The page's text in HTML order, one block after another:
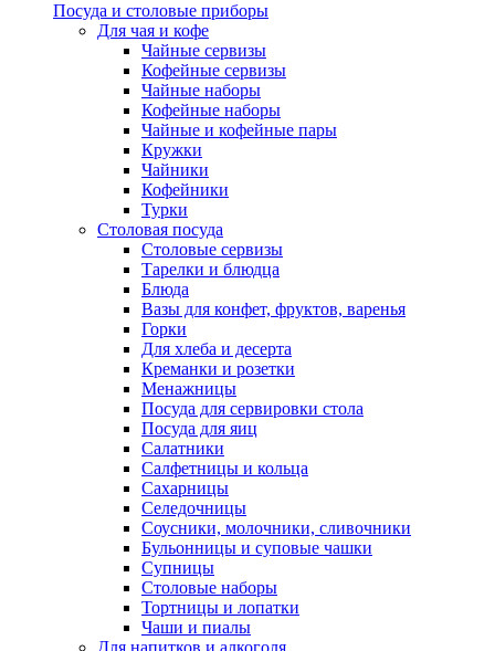
Посуда и столовые приборы
Для чая и кофе
Чайные сервизы
Кофейные сервизы
Чайные наборы
Кофейные наборы
Чайные и кофейные пары
Кружки
Чайники
Кофейники
Турки
Столовая посуда
Столовые сервизы
Тарелки и блюдца
Блюда
Вазы для конфет, фруктов, варенья
Горки
Для хлеба и десерта
Креманки и розетки
Менажницы
Посуда для сервировки стола
Посуда для яиц
Салатники
Салфетницы и кольца
Сахарницы
Селедочницы
Соусники, молочники, сливочники
Бульонницы и суповые чашки
Супницы
Столовые наборы
Тортницы и лопатки
Чаши и пиалы
Для напитков и алкоголя